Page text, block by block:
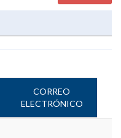
CORREO
ELECTRÓNICO